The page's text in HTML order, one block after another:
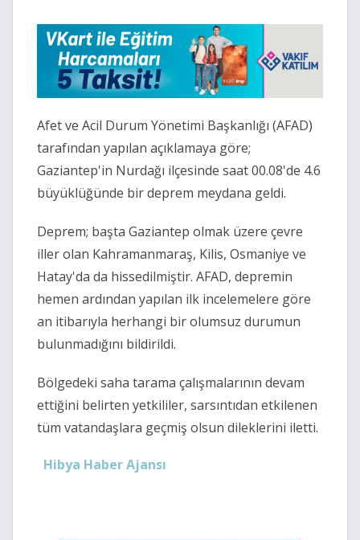
Afet ve Acil Durum Yönetimi Başkanlığı (AFAD)
tarafından yapılan açıklamaya göre;
Gaziantep'in Nurdağı ilçesinde saat 00.08'de 4.6
büyüklüğünde bir deprem meydana geldi.
Deprem; başta Gaziantep olmak üzere çevre
iller olan Kahramanmaraş, Kilis, Osmaniye ve
Hatay'da da hissedilmiştir. AFAD, depremin
hemen ardından yapılan ilk incelemelere göre
an itibarıyla herhangi bir olumsuz durumun
bulunmadığını bildirildi.
Bölgedeki saha tarama çalışmalarının devam
ettiğini belirten yetkililer, sarsıntıdan etkilenen
tüm vatandaşlara geçmiş olsun dileklerini iletti.
Hibya Haber Ajansı